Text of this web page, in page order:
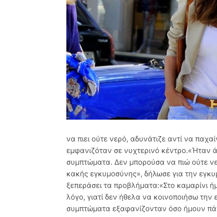
να πιει ούτε νερό, αδυνάτιζε αντί να
εμφανιζόταν σε νυχτερινό κέντρο.«Ήταν
συμπτώματα. Δεν μπορούσα να πιώ ούτε
κακής εγκυμοσύνης», δήλωσε για την
ξεπεράσει τα προβλήματα:«Στο καμαρίνι
λόγο, γιατί δεν ήθελα να κοινοποιήσω
συμπτώματα εξαφανίζονταν όσο ήμουν